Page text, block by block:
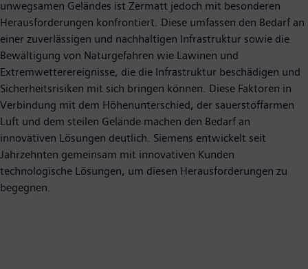
unwegsamen Geländes ist Zermatt jedoch mit besonderen
Herausforderungen konfrontiert. Diese umfassen den Bedarf an
einer zuverlässigen und nachhaltigen Infrastruktur sowie die
Bewältigung von Naturgefahren wie Lawinen und
Extremwetterereignisse, die die Infrastruktur beschädigen und
Sicherheitsrisiken mit sich bringen können. Diese Faktoren in
Verbindung mit dem Höhenunterschied, der sauerstoffarmen
Luft und dem steilen Gelände machen den Bedarf an
innovativen Lösungen deutlich. Siemens entwickelt seit
Jahrzehnten gemeinsam mit innovativen Kunden
technologische Lösungen, um diesen Herausforderungen zu
begegnen.